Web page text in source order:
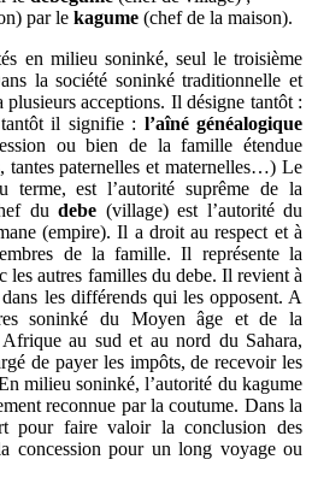
par le kagume (chef de la maison).
en milieu soninké, seul le troisième
la société soninké traditionnelle et
plusieurs acceptions. Il désigne tantôt :
il signifie : l’aîné généalogique
ou bien de la famille étendue
tantes paternelles et maternelles…) Le
terme, est l’autorité suprême de la
dudebe (village) est l’autorité du
(empire). Il a droit au respect et à
de la famille. Il représente la
les autres familles du debe. Il revient à
les différends qui les opposent. A
soninké du Moyen âge et de la
au sud et au nord du Sahara,
de payer les impôts, de recevoir les
milieu soninké, l’autorité du kagume
reconnue par la coutume. Dans la
pour faire valoir la conclusion des
concession pour un long voyage ou